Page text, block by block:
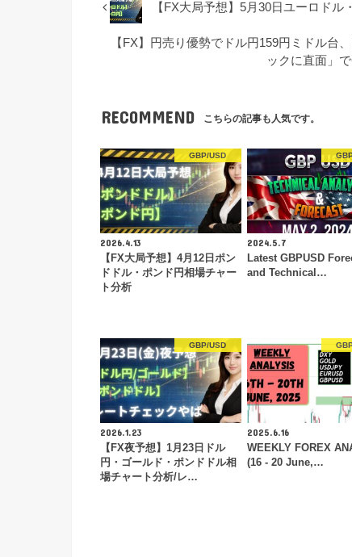
【FX大局予想】5月30日ユーロド
【FX】円売り優勢でドル円159円ミドル台
ックに直面」
RECOMMEND こちらの記事も人気です。
GBP/USD
2026.4.13
【FX大局予想】4月12日ポン
ドドル・ポンド円相場チャー
ト分析
2024.5.7
Latest GBPUSD
and Technical…
GBP/USD
2026.1.23
【FX夜予想】1月23日ドル
円・ゴールド・ポンドドル相
場チャート分析/レ…
2025.6.16
WEEKLY FOREX
(16 - 20 June,…